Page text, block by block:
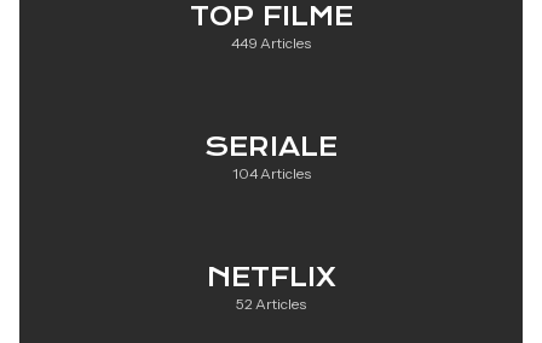
TOP FILME
449 Articles
SERIALE
104 Articles
NETFLIX
52 Articles